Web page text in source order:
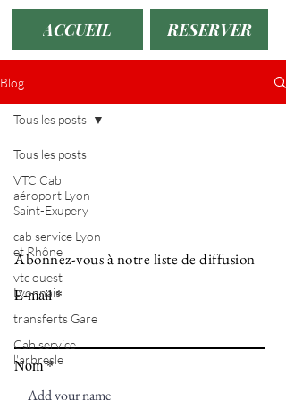
ACCUEIL RESERVER
Blog
Tous les posts
VTC Cab
aéroport Lyon
Saint-Exupery
cab service Lyon
et Rhône
vtc ouest
Lyonnais
transferts Gare
Cab service
l'arbresle
Tous les posts
Abonnez-vous à notre liste de diffusion
E-mail
Nom